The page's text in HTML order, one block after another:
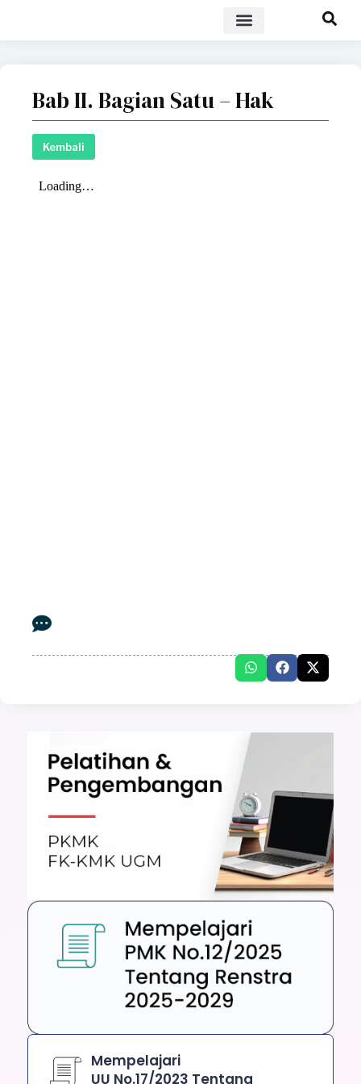
Bab II. Bagian Satu – Hak
Kembali
Mempelajari
UU No.17/2023 Tentang